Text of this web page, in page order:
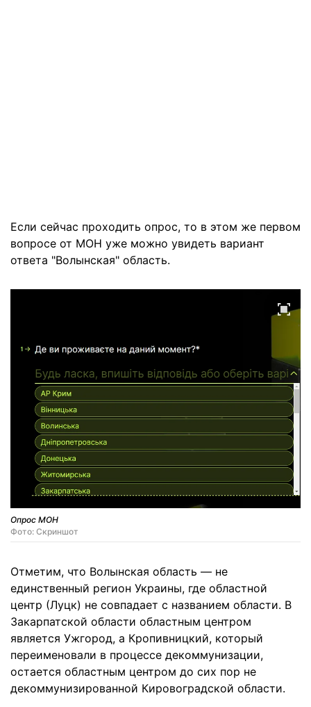
Если сейчас проходить опрос, то в этом же первом
вопросе от МОН уже можно увидеть вариант
ответа "Волынская" область.
Опрос МОН
Фото: Скриншот
Отметим, что Волынская область — не
единственный регион Украины, где областной
центр (Луцк) не совпадает с названием области. В
Закарпатской области областным центром
является Ужгород, а Кропивницкий, который
переименовали в процессе декоммунизации,
остается областным центром до сих пор не
декоммунизированной Кировоградской области.